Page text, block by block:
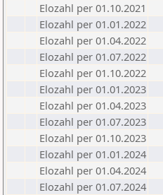
Elozahl per 01.10.2021
Elozahl per 01.01.2022
Elozahl per 01.04.2022
Elozahl per 01.07.2022
Elozahl per 01.10.2022
Elozahl per 01.01.2023
Elozahl per 01.04.2023
Elozahl per 01.07.2023
Elozahl per 01.10.2023
Elozahl per 01.01.2024
Elozahl per 01.04.2024
Elozahl per 01.07.2024